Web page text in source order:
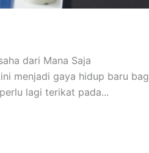
dari Mana Saja
menjadi gaya hidup baru
lagi terikat pada...